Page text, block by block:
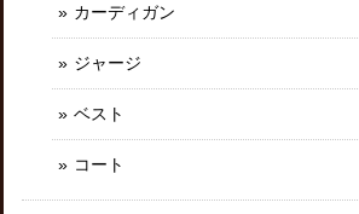
カーディガン
ジャージ
ベスト
コート